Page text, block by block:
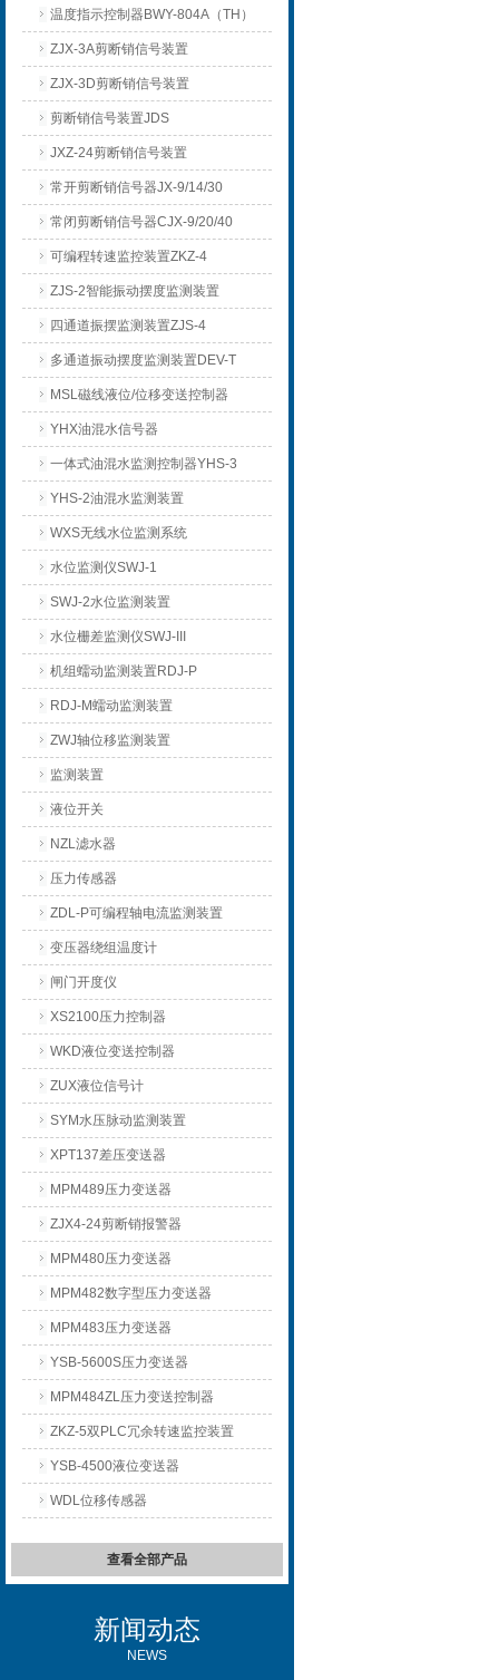
温度指示控制器BWY-804A（TH）
ZJX-3A剪断销信号装置
ZJX-3D剪断销信号装置
剪断销信号装置JDS
JXZ-24剪断销信号装置
常开剪断销信号器JX-9/14/30
常闭剪断销信号器CJX-9/20/40
可编程转速监控装置ZKZ-4
ZJS-2智能振动摆度监测装置
四通道振摆监测装置ZJS-4
多通道振动摆度监测装置DEV-T
MSL磁线液位/位移变送控制器
YHX油混水信号器
一体式油混水监测控制器YHS-3
YHS-2油混水监测装置
WXS无线水位监测系统
水位监测仪SWJ-1
SWJ-2水位监测装置
水位栅差监测仪SWJ-III
机组蠕动监测装置RDJ-P
RDJ-M蠕动监测装置
ZWJ轴位移监测装置
监测装置
液位开关
NZL滤水器
压力传感器
ZDL-P可编程轴电流监测装置
变压器绕组温度计
闸门开度仪
XS2100压力控制器
WKD液位变送控制器
ZUX液位信号计
SYM水压脉动监测装置
XPT137差压变送器
MPM489压力变送器
ZJX4-24剪断销报警器
MPM480压力变送器
MPM482数字型压力变送器
MPM483压力变送器
YSB-5600S压力变送器
MPM484ZL压力变送控制器
ZKZ-5双PLC冗余转速监控装置
YSB-4500液位变送器
WDL位移传感器
查看全部产品
新闻动态
NEWS